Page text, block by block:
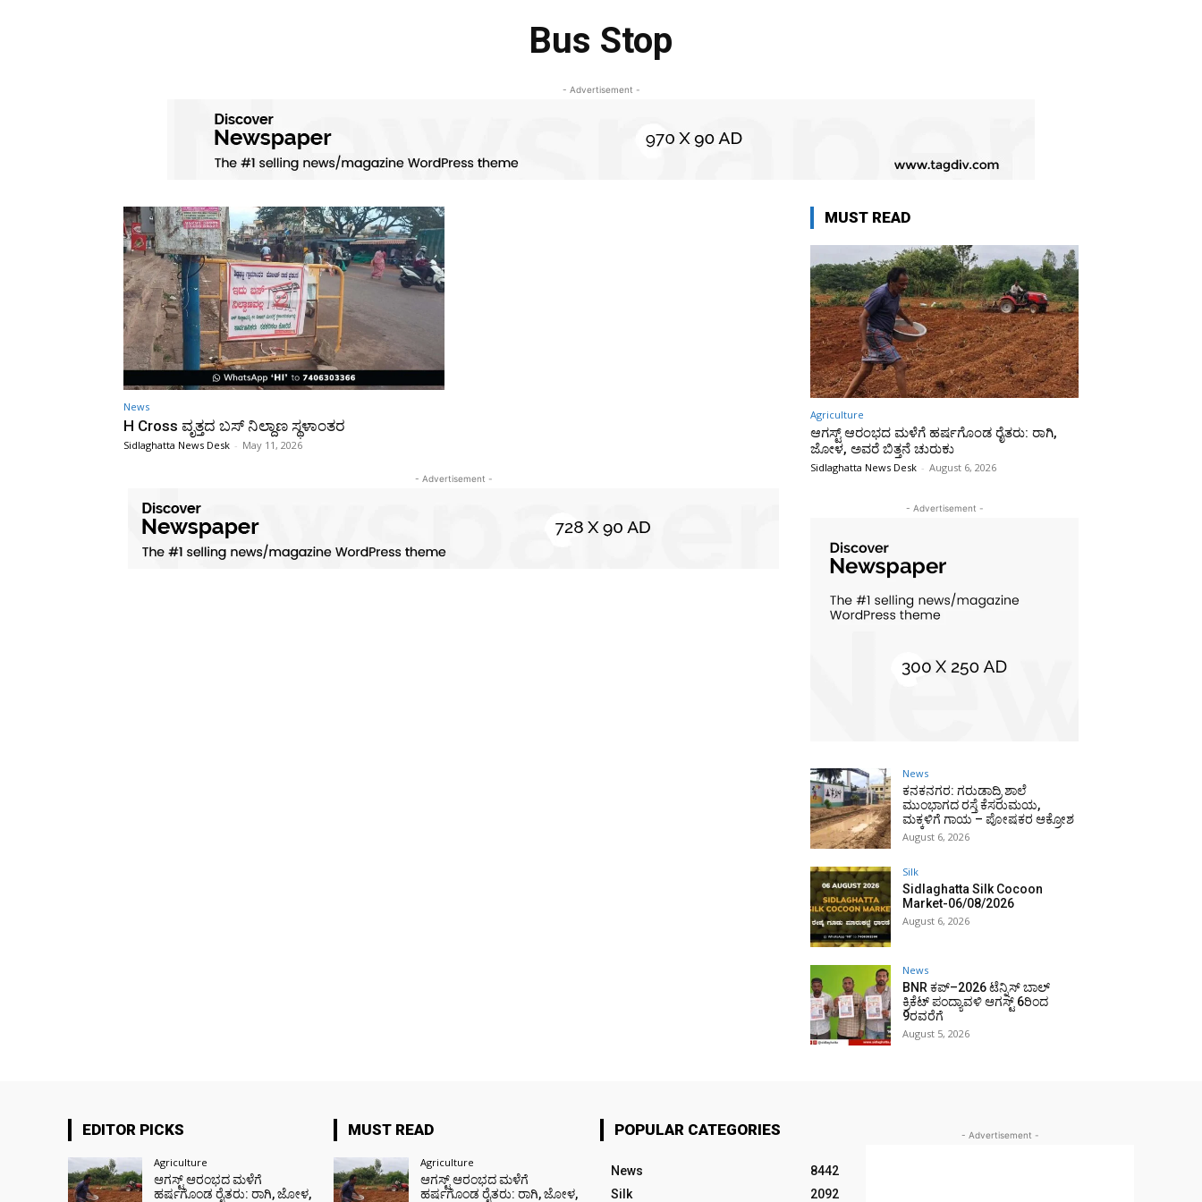
Bus Stop
- Advertisement -
News
H Cross ವೃತ್ತದ ಬಸ್ ನಿಲ್ದಾಣ ಸ್ಥಳಾಂತರ
Sidlaghatta News Desk - May 11, 2026
- Advertisement -
MUST READ
Agriculture
ಆಗಸ್ಟ್ ಆರಂಭದ ಮಳೆಗೆ ಹರ್ಷಗೊಂಡ ರೈತರು: ರಾಗಿ,
ಜೋಳ, ಅವರೆ ಬಿತ್ತನೆ ಚುರುಕು
Sidlaghatta News Desk - August 6, 2026
- Advertisement -
News
ಕನಕನಗರ: ಗರುಡಾದ್ರಿ ಶಾಲೆ
ಮುಂಭಾಗದ ರಸ್ತೆ ಕೆಸರುಮಯ,
ಮಕ್ಕಳಿಗೆ ಗಾಯ – ಪೋಷಕರ ಆಕ್ರೋಶ
August 6, 2026
Silk
Sidlaghatta Silk Cocoon
Market-06/08/2026
August 6, 2026
News
BNR ಕಪ್–2026 ಟೆನ್ನಿಸ್ ಬಾಲ್
ಕ್ರಿಕೆಟ್ ಪಂದ್ಯಾವಳಿ ಆಗಸ್ಟ್ 6ರಿಂದ
9ರವರೆಗೆ
August 5, 2026
EDITOR PICKS
Agriculture
ಆಗಸ್ಟ್ ಆರಂಭದ ಮಳೆಗೆ
ಹರ್ಷಗೊಂಡ ರೈತರು: ರಾಗಿ, ಜೋಳ,
MUST READ
Agriculture
ಆಗಸ್ಟ್ ಆರಂಭದ ಮಳೆಗೆ
ಹರ್ಷಗೊಂಡ ರೈತರು: ರಾಗಿ, ಜೋಳ,
POPULAR CATEGORIES
News
8442
Silk
2092
- Advertisement -